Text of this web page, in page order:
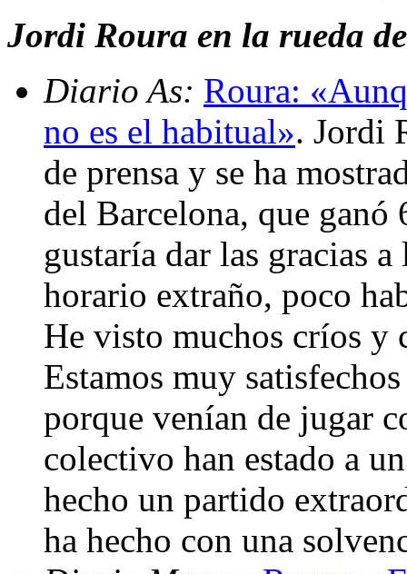
Jordi Roura en la rueda
Diario As: Roura:
no es el habitual». Jordi
de prensa y se ha
del Barcelona, que
gustaría dar las gracias
horario extraño, poco
He visto muchos críos y
Estamos muy
porque venían de jugar
colectivo han estado a
hecho un partido
ha hecho con una